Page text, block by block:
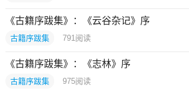
《古籍序跋集》：《云谷杂记》序
古籍序跋集 791 阅读
《古籍序跋集》：《志林》序
古籍序跋集 975阅读